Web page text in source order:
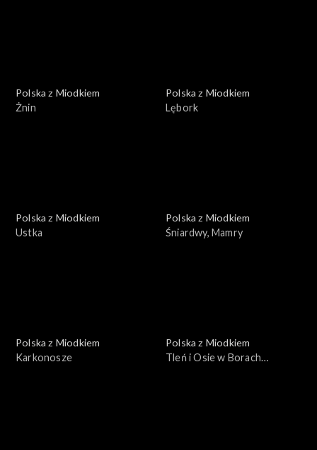
Polska z Miodkiem
Żnin
Polska z Miodkiem
Lębork
Polska z Miodkiem
Ustka
Polska z Miodkiem
Śniardwy, Mamry
Polska z Miodkiem
Karkonosze
Polska z Miodkiem
Tleń i Osie w Borach